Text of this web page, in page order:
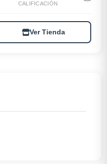
CALIFICACIÓN
Ver Tienda